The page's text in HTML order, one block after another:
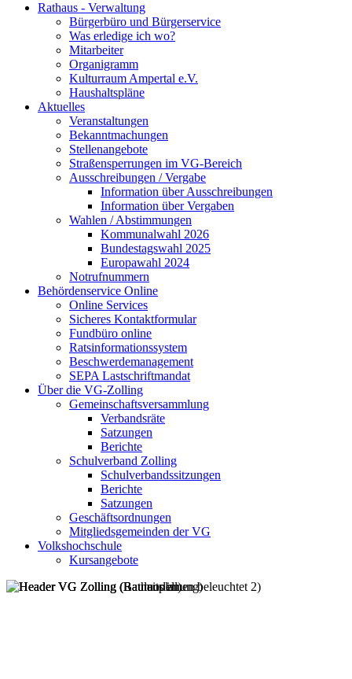
Rathaus - Verwaltung
Bürgerbüro und Bürgerservice
Was erledige ich wo?
Mitarbeiter
Organigramm
Kulturraum Ampertal e.V.
Haushaltspläne
Aktuelles
Veranstaltungen
Bekanntmachungen
Stellenangebote
Straßensperrungen im VG-Bereich
Ausschreibungen / Vergabe
Information über Ausschreibungen
Information über Vergaben
Wahlen / Abstimmungen
Kommunalwahl 2026
Bundestagswahl 2025
Europawahl 2024
Notrufnummern
Behördenservice Online
Online Services
Sicheres Kontaktformular
Fundbüro online
Ratsinformationssystem
Beschwerdemanagement
SEPA Lastschriftmandat
Über die VG-Zolling
Gemeinschaftsversammlung
Verbandsräte
Satzungen
Berichte
Schulverband Zolling
Schulverbandssitzungen
Berichte
Satzungen
Geschäftsordnungen
Mitgliedsgemeinden der VG
Volkshochschule
Kursangebote